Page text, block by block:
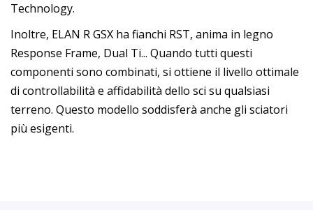
Technology.
Inoltre, ELAN R GSX ha fianchi RST, anima in legno
Response Frame, Dual Ti... Quando tutti questi
componenti sono combinati, si ottiene il livello ottimale
di controllabilità e affidabilità dello sci su qualsiasi
terreno. Questo modello soddisferà anche gli sciatori
più esigenti.